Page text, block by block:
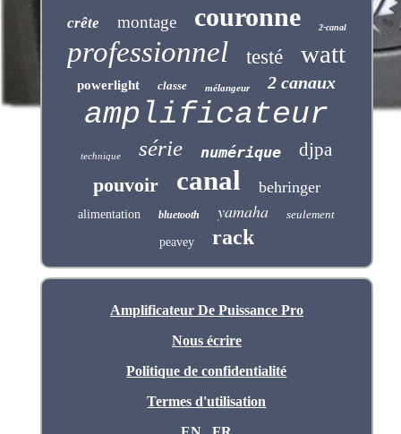
crête montage couronne 2-canal
professionnel testé watt
powerlight classe mélangeur 2 canaux
amplificateur
technique série numérique djpa
pouvoir canal behringer
alimentation bluetooth yamaha seulement
peavey rack
Amplificateur De Puissance Pro
Nous écrire
Politique de confidentialité
Termes d'utilisation